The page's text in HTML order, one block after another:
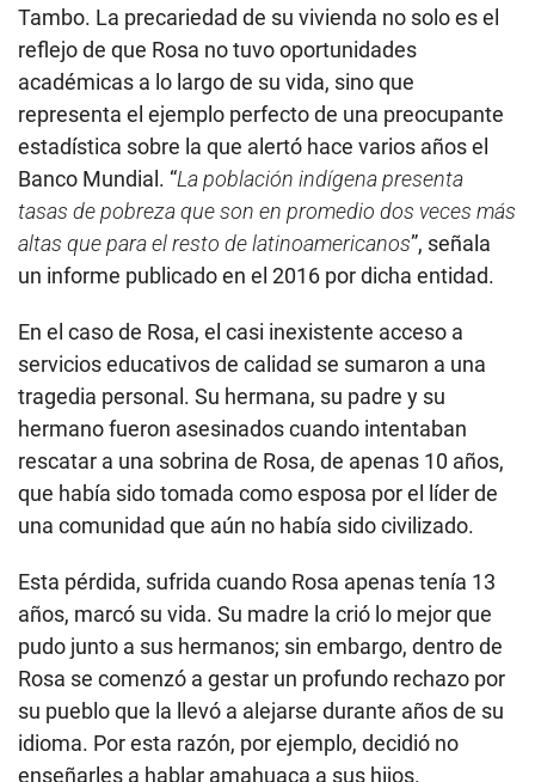
Tambo. La precariedad de su vivienda no solo es el
reflejo de que Rosa no tuvo oportunidades
académicas a lo largo de su vida, sino que
representa el ejemplo perfecto de una preocupante
estadística sobre la que alertó hace varios años el
Banco Mundial. “La población indígena presenta
tasas de pobreza que son en promedio dos veces más
altas que para el resto de latinoamericanos”, señala
un informe publicado en el 2016 por dicha entidad.
En el caso de Rosa, el casi inexistente acceso a
servicios educativos de calidad se sumaron a una
tragedia personal. Su hermana, su padre y su
hermano fueron asesinados cuando intentaban
rescatar a una sobrina de Rosa, de apenas 10 años,
que había sido tomada como esposa por el líder de
una comunidad que aún no había sido civilizado.
Esta pérdida, sufrida cuando Rosa apenas tenía 13
años, marcó su vida. Su madre la crió lo mejor que
pudo junto a sus hermanos; sin embargo, dentro de
Rosa se comenzó a gestar un profundo rechazo por
su pueblo que la llevó a alejarse durante años de su
idioma. Por esta razón, por ejemplo, decidió no
enseñarles a hablar amahuaca a sus hijos.